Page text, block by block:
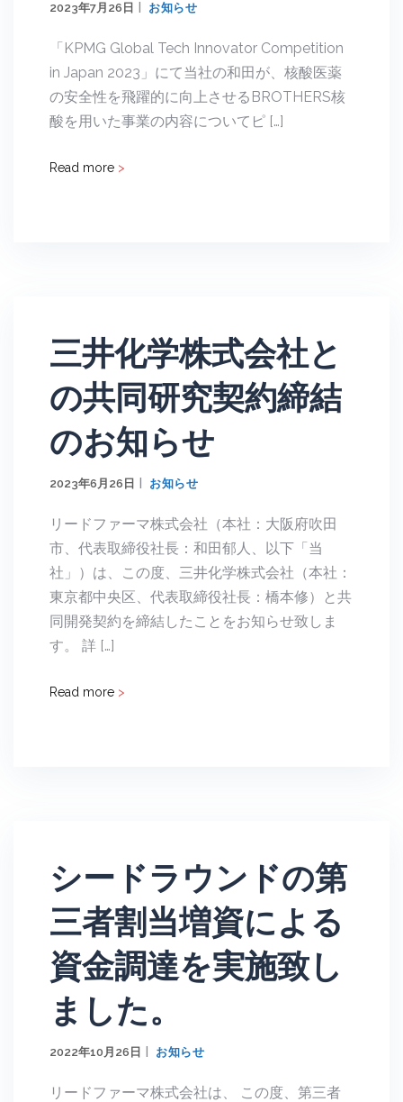
2023年7月26日 お知らせ
「KPMG Global Tech Innovator Competition
in Japan 2023」にて当社の和田が、核酸医薬
の安全性を飛躍的に向上させるBROTHERS核
酸を用いた事業の内容についてピ […]
Read more >
三井化学株式会社と
の共同研究契約締結
のお知らせ
2023年6月26日 お知らせ
リードファーマ株式会社（本社：大阪府吹田
市、代表取締役社長：和田郁人、以下「当
社」）は、この度、三井化学株式会社（本社：
東京都中央区、代表取締役社長：橋本修）と共
同開発契約を締結したことをお知らせ致しま
す。 詳 […]
Read more >
シードラウンドの第
三者割当増資による
資金調達を実施致し
ました。
2022年10月26日 お知らせ
リードファーマ株式会社は、 この度、第三者